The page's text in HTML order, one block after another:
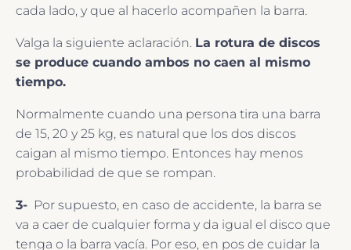
cada lado, y que al hacerlo acompañen la barra.
Valga la siguiente aclaración. La rotura de discos
se produce cuando ambos no caen al mismo
tiempo.
Normalmente cuando una persona tira una barra
de 15, 20 y 25 kg, es natural que los dos discos
caigan al mismo tiempo. Entonces hay menos
probabilidad de que se rompan.
3- Por supuesto, en caso de accidente, la barra se
va a caer de cualquier forma y da igual el disco que
tenga o la barra vacía. Por eso, en pos de cuidar la